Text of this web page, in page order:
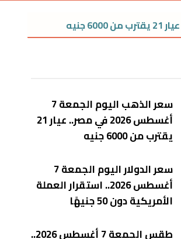
سعر الذهب اليوم الجمعة 7
أغسطس 2026 في مصر.. عيار 21
يقترب من 6000 جنيه
سعر الدولار اليوم الجمعة 7
أغسطس 2026.. استقرار العملة
الأمريكية دون 50 جنيهًا
طقس الجمعة 7 أغسطس 2026..